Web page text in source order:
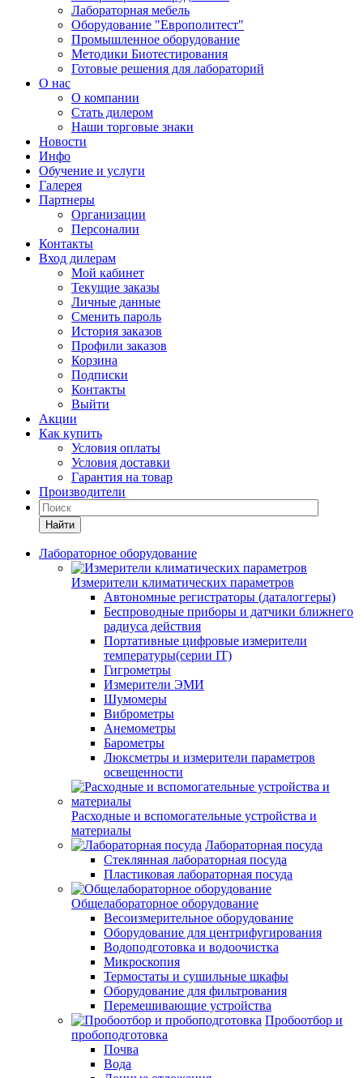
Лабораторная мебель
Оборудование "Европолитест"
Промышленное оборудование
Методики Биотестирования
Готовые решения для лабораторий
О нас
О компании
Стать дилером
Наши торговые знаки
Новости
Инфо
Обучение и услуги
Галерея
Партнеры
Организации
Персоналии
Контакты
Вход дилерам
Мой кабинет
Текущие заказы
Личные данные
Сменить пароль
История заказов
Профили заказов
Корзина
Подписки
Контакты
Выйти
Акции
Как купить
Условия оплаты
Условия доставки
Гарантия на товар
Производители
Найти
Лабораторное оборудование
Измерители климатических параметров
Автономные регистраторы (даталоггеры)
Беспроводные приборы и датчики ближнего
радиуса действия
Портативные цифровые измерители
температуры(серии IT)
Гигрометры
Измерители ЭМИ
Шумомеры
Виброметры
Анемометры
Барометры
Люксметры и измерители параметров
освещенности
Расходные и вспомогательные устройства и
материалы
Лабораторная посуда
Стеклянная лабораторная посуда
Пластиковая лабораторная посуда
Общелабораторное оборудование
Весоизмерительное оборудование
Оборудование для центрифугирования
Водоподготовка и водоочистка
Микроскопия
Термостаты и сушильные шкафы
Оборудование для фильтрования
Перемешивающие устройства
Пробоотбор и
пробоподготовка
Почва
Вода